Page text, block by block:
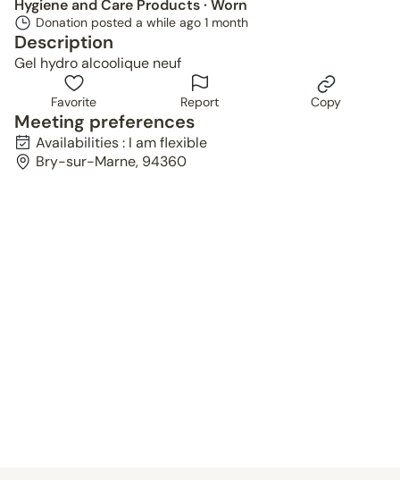
Hygiene and Care Products· Worn
Donation posted a while ago 1 month
Description
Gel hydro alcoolique neuf
Favorite Report Copy
Meeting preferences
Availabilities : I am flexible
Bry-sur-Marne, 94360